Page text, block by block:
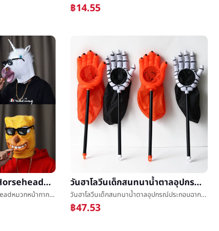
฿14.55
วันฮาโลวีนนักรบหญิงHorseheadหมวกหน้ากากหน้ากากคริสต์มาสสัตว์ฮ้าตำรวจท้องถิ่นสุนัขหมูลิงอุรังอุตังตูดหัวอุปกรณ์ประกอบฉาก
วันฮาโลวีนนักรบหญิงHorseheadหมวกหน้ากากหน้ากากคริสต์มาสสัตว์ฮ้าตำรวจท้องถิ่นสุนัขหมูลิงอุรังอุตังตูดหัวอุปกรณ์ประกอบฉาก
วันฮาโลวีนเด็กสนทนาน้ำตาลอุปกรณ์ประกอบฉากวันฮาโลวีนใหม่ปาล์มกะโหลกศีรษะน้ำตาลæกระสอบปาล์มฟักทองถุงขายส่ง
วันฮาโลวีนเด็กสนทนาน้ำตาลอุปกรณ์ประกอบฉากวันฮาโลวีนใหม่ปาล์มกะโหลกศีรษะน้ำตาลæกระสอบปาล์มฟักทองถุงขายส่ง
฿47.53